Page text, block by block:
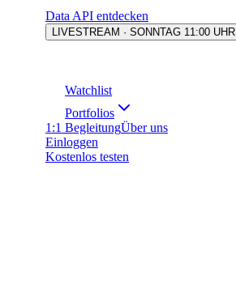
Data API entdecken
LIVESTREAM · SONNTAG 11:00 UHR
Watchlist
Portfolios
1:1 BegleitungÜber uns
Einloggen
Kostenlos testen